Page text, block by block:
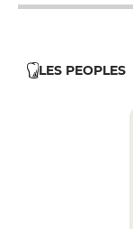
LES PEOPLES